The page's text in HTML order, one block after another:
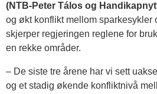
(NTB-Peter Tálos og
og økt konflikt mellom sparkesykler
skjerper regjeringen reglene for
en rekke områder.
– De siste tre årene har vi sett
og et stadig økende konfliktnivå